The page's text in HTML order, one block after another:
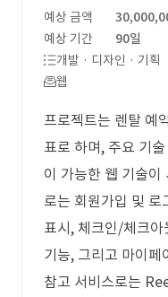
예상 금액
예상 기간
90일
개발 · 디자인 · 기획
웹
프로젝트는 렌탈 예
표로 하며, 주요 기
이 가능한 웹 기술이
로는 회원가입 및 로
표시, 체크인/체크아
기능, 그리고 마이
참고 서비스로는